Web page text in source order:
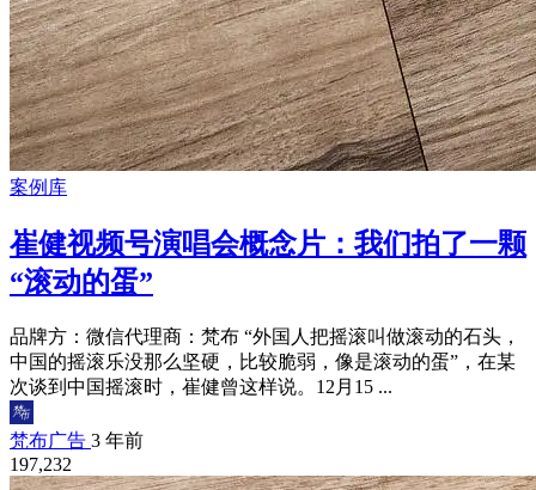
案例库
崔健视频号演唱会概念片：我们拍了一颗
“滚动的蛋”
品牌方：微信代理商：梵布 “外国人把摇滚叫做滚动的石头，
中国的摇滚乐没那么坚硬，比较脆弱，像是滚动的蛋”，在某
次谈到中国摇滚时，崔健曾这样说。12月15 ...
梵布广告 3 年前
197,232